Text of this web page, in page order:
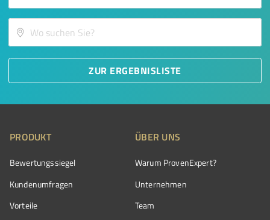
ZUR ERGEBNISLISTE
PRODUKT
Bewertungssiegel
Kundenumfragen
Vorteile
ÜBER UNS
Warum ProvenExpert?
Unternehmen
Team